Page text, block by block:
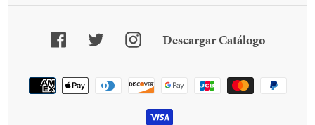
FacebookTwitterInstagram
Descargar Catálogo
Método
pago